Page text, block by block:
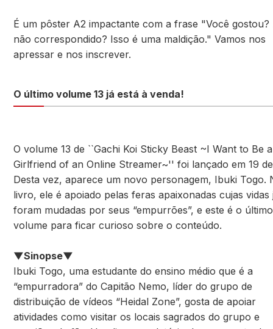
É um pôster A2 impactante com a frase "Você gostou?
não correspondido? Isso é uma maldição." Vamos nos
apressar e nos inscrever.
O último volume 13 já está à venda!
O volume 13 de ``Gachi Koi Sticky Beast ~I Want to Be a
Girlfriend of an Online Streamer~'' foi lançado em 19
Desta vez, aparece um novo personagem, Ibuki Togo.
livro, ele é apoiado pelas feras apaixonadas cujas vidas
foram mudadas por seus “empurrões”, e este é o último
volume para ficar curioso sobre o conteúdo.
▼Sinopse▼
Ibuki Togo, uma estudante do ensino médio que é a
“empurradora” do Capitão Nemo, líder do grupo de
distribuição de vídeos “Heidal Zone”, gosta de apoiar
atividades como visitar os locais sagrados do grupo e